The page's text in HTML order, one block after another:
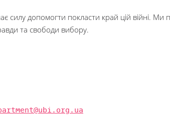
силу допомогти покласти край цій війні. Ми
та свободи вибору.